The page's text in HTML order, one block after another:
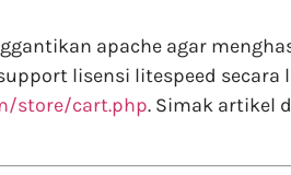
apache agar
lisensi litespeed secara
store/cart.php. Simak artikel